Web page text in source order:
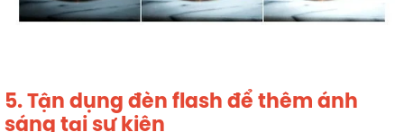
5. Tận dụng đèn flash để thêm ánh
sáng tại sự kiện